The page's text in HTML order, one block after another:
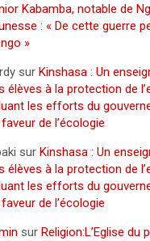
Kabamba, notable de
: « De cette guerre
»
surKinshasa : Un
élèves à la protection de
les efforts du
de l’écologie
surKinshasa : Un
élèves à la protection de
les efforts du
de l’écologie
surReligion:L’Eglise du